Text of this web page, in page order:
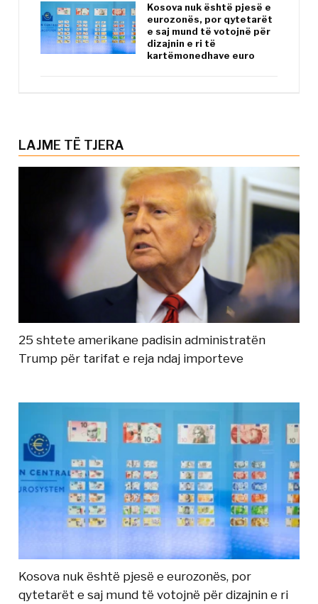
Kosova nuk është pjesë e
eurozonës, por qytetarët
e saj mund të votojnë për
dizajnin e ri të
kartëmonedhave euro
LAJME TË TJERA
25 shtete amerikane padisin administratën
Trump për tarifat e reja ndaj importeve
Kosova nuk është pjesë e eurozonës, por
qytetarët e saj mund të votojnë për dizajnin e ri